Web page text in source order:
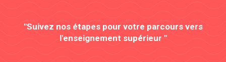
"Suivez nos étapes pour votre parcours vers
l'enseignement supérieur "